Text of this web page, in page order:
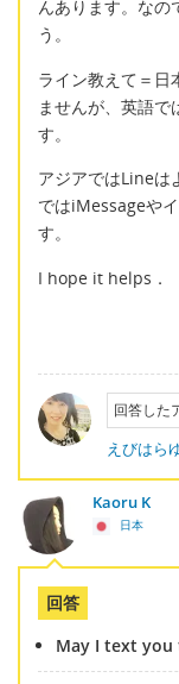
んあります。なの
う。
ライン教えて＝日
ませんが、英語で
す。
アジアではLineは
ではiMessageや
す。
I hope it helps．
回答した
えびはら
Kaoru K
日本
回答
May I text you